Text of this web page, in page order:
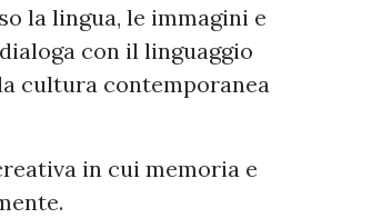
la lingua, le immagini e
con il linguaggio
cultura contemporanea
in cui memoria e